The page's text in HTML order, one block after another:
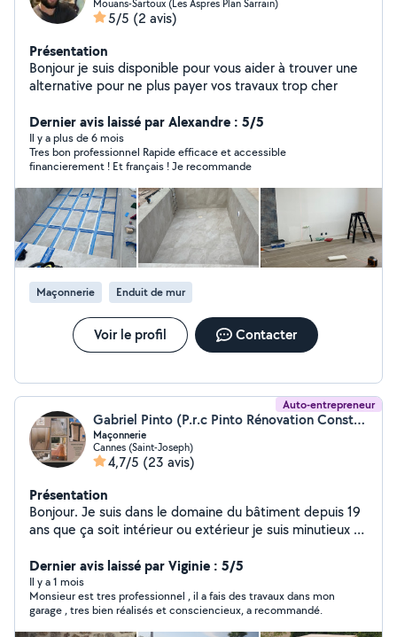
Mouans-Sartoux (Les Aspres Plan Sarrain)
5/5 (2 avis)
Présentation
Bonjour je suis disponible pour vous aider à trouver une
alternative pour ne plus payer vos travaux trop cher
Dernier avis laissé par Alexandre : 5/5
Il y a plus de 6 mois
Tres bon professionnel Rapide efficace et accessible
financierement ! Et français ! Je recommande
Maçonnerie Enduit de mur
Voir le profil Contacter
Auto-entrepreneur
Gabriel Pinto (P.r.c Pinto Rénovation Construction)
Maçonnerie
Cannes (Saint-Joseph)
4,7/5 (23 avis)
Présentation
Bonjour. Je suis dans le domaine du bâtiment depuis 19
ans que ça soit intérieur ou extérieur je suis minutieux et
besoins.
Dernier avis laissé par Viginie : 5/5
Il y a 1 mois
Monsieur est tres professionnel , il a fais des travaux dans mon
garage , tres bien réalisés et consciencieux, a recommandé.